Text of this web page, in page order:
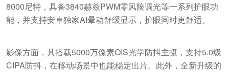
8000尼特，具备3840赫兹PWM零风险调光等一系列护眼功
能，并支持安卓独家AI晕动舒缓显示，护眼同时更舒适。
影像方面，其搭载5000万像素OIS光学防抖主摄，支持5.0级
CIPA防抖，在移动场景中也能稳定出片。此外，全新升级的